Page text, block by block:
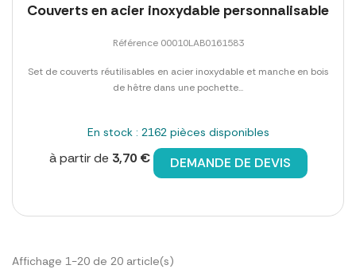
Couverts en acier inoxydable personnalisable
Référence 00010LAB0161583
Set de couverts réutilisables en acier inoxydable et manche en bois
de hêtre dans une pochette...
En stock : 2162 pièces disponibles
à partir de 3,70 € DEMANDE DE DEVIS
Affichage 1-20 de 20 article(s)